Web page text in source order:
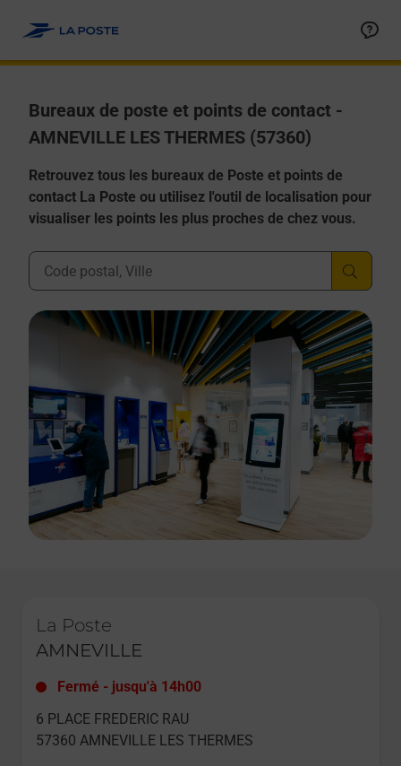
Bureaux de poste et points de contact -
AMNEVILLE LES THERMES (57360)
Retrouvez tous les bureaux de Poste et points de
contact La Poste ou utilisez l'outil de localisation pour
visualiser les points les plus proches de chez vous.
Ville, Département, Code Postal
La Poste
AMNEVILLE
Fermé - jusqu'à 14h00
6 PLACE FREDERIC RAU
57360 AMNEVILLE LES THERMES